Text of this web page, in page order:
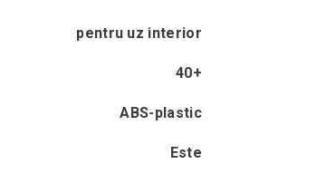
pentru uz interior
40+
ABS-plastic
Este